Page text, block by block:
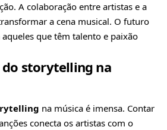
A colaboração entre artistas e a
a cena musical. O futuro
que têm talento e paixão
storytelling na
na música é imensa. Contar
conecta os artistas com o